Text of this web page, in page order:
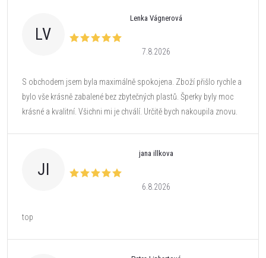
LV
Lenka Vágnerová
7.8.2026
S obchodem jsem byla maximálně spokojena. Zboží přišlo rychle a
bylo vše krásně zabalené bez zbytečných plastů. Šperky byly moc
krásné a kvalitní. Všichni mi je chválí. Určitě bych nakoupila znovu.
JI
jana illkova
6.8.2026
top